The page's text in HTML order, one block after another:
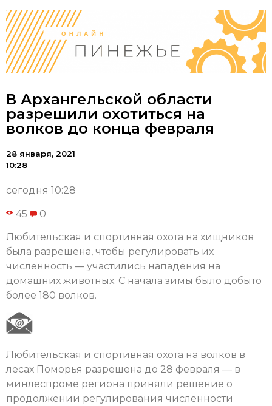
В Архангельской области
разрешили охотиться на
волков до конца февраля
28 января, 2021
10:28
сегодня 10:28
45 0
Любительская и спортивная охота на хищников
была разрешена, чтобы регулировать их
численность — участились нападения на
домашних животных. С начала зимы было добыто
более 180 волков.
Любительская и спортивная охота на волков в
лесах Поморья разрешена до 28 февраля — в
минлеспроме региона приняли решение о
продолжении регулирования численности